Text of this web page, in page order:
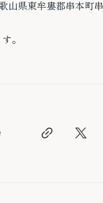
山県東牟婁郡串本町
。